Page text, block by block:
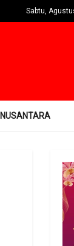
Sabtu,
NUSANTARA